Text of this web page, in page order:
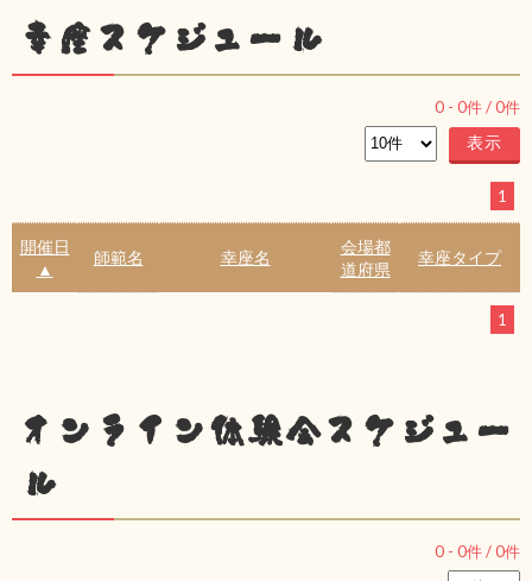
幸座スケジュール
0 - 0件 /0件
1
開催日
▲
師範名 幸座名
会場都
道府県
幸座タイプ
1
オンライン体験会スケジュー
ル
0 - 0件 /0件